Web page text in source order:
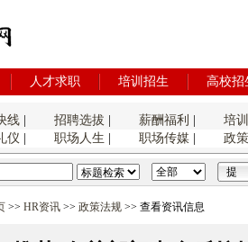
人才求职 培训招生 高校招
线| 招聘选拔 薪酬福利
培
仪
职场人生 职场传媒| 政
>> HR资讯 >> 政策法规 >> 查看资讯信息